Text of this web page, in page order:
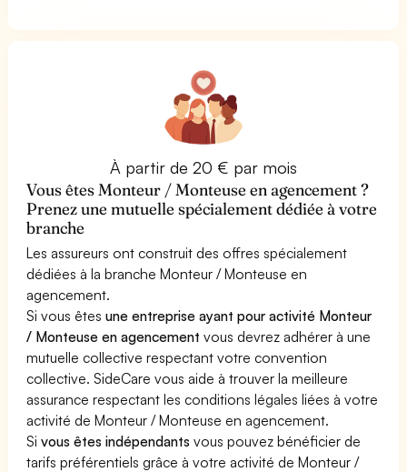
À partir de 20 € par mois
Vous êtes Monteur / Monteuse en agencement ?
Prenez une mutuelle spécialement dédiée à votre
branche
Les assureurs ont construit des offres spécialement
dédiées à la branche Monteur / Monteuse en
agencement.
Si vous êtesune entreprise ayant pour activité Monteur
/ Monteuse en agencement vous devrez adhérer à une
mutuelle collective respectant votre convention
collective. SideCare vous aide à trouver la meilleure
assurance respectant les conditions légales liées à votre
activité de Monteur / Monteuse en agencement.
Sivous êtes indépendants vous pouvez bénéficier de
tarifs préférentiels grâce à votre activité de Monteur /